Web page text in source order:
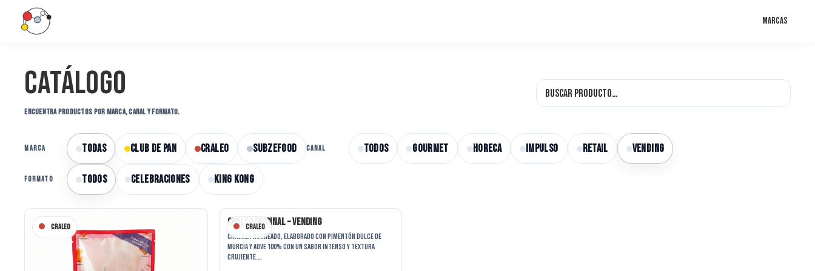
principal
clave
éxito
tu
alimentación
Marcas
Catálogo
ENCUENTRA PRODUCTOS POR MARCA, CANAL Y FORMATO.
MARCA Todas Club de Pan Craleo Subzefood CANAL Todos GOURMET HORECA IMPULSO RETAIL VENDING
FORMATO Todos CELEBRACIONES KING KONG
Craleo Craleo
Craleo Original – Vending
Cracker horneado, elaborado con pimentón dulce de
Murcia y AOVE 100% con un sabor intenso y textura
crujiente.…